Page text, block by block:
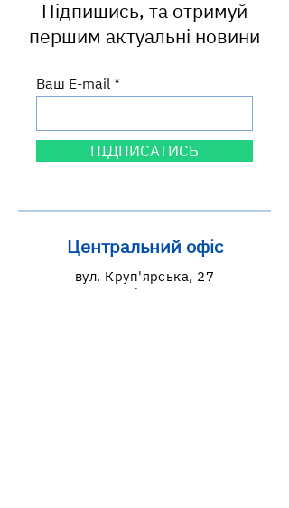
Підпишись, та отримуй
першим актуальні новини
Ваш E-mail
ПІДПИСАТИСЬ
Центральний офіс
вул. Круп'ярська, 27
м. Львів, 79014